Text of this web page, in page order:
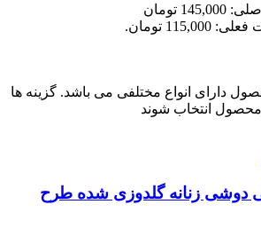
قیمت اصلی: 145,000 تومان
115,000 تومان.
دارای انواع مختلفی می باشد. گزینه ها
انتخاب شوند
دستی دوشی زنانه گلدوزی شده طرح